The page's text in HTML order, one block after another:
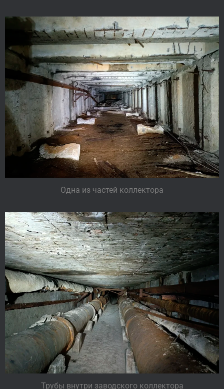
Одна из частей коллектора
Трубы внутри заводского коллектора